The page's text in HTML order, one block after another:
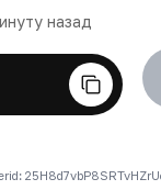
назад